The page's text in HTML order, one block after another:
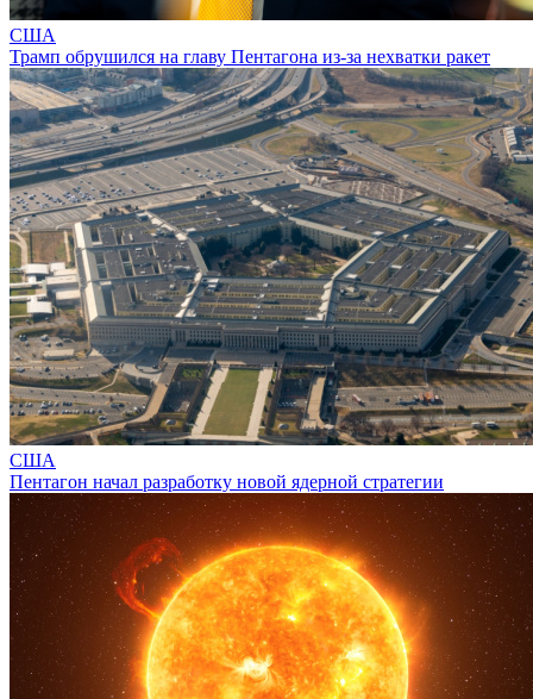
США
Трамп обрушился на главу Пентагона из-за нехватки ракет
США
Пентагон начал разработку новой ядерной стратегии